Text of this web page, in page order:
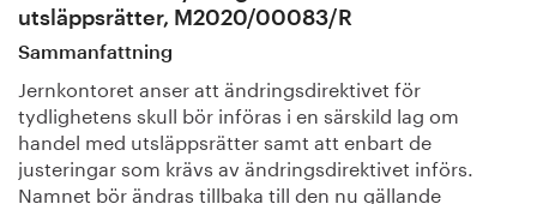
utsläppsrätter, M2020/00083/R
Sammanfattning
Jernkontoret anser att ändringsdirektivet för
tydlighetens skull bör införas i en särskild lag om
handel med utsläppsrätter samt att enbart de
justeringar som krävs av ändringsdirektivet införs.
Namnet bör ändras tillbaka till den nu gällande